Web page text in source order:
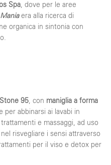
Spa, dove per le aree
era alla ricerca di
organica in sintonia con
95, con maniglia a forma
per abbinarsi ai lavabi in
e massaggi, ad uso
risvegliare i sensi attraverso
per il viso e detox per